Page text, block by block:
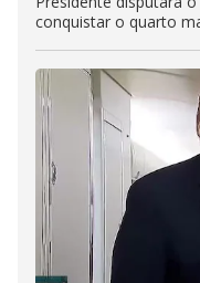
conquistar o quarto